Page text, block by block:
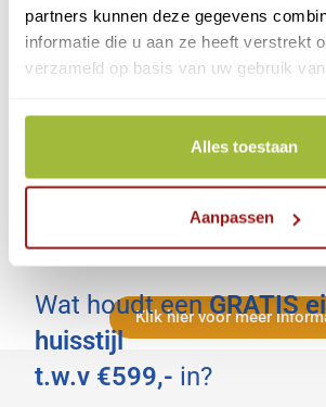
partners kunnen deze gegevens
informatie die u aan ze heeft verstrekt
verzameld op basis van uw gebruik
Alles toestaan
Aanpassen
Wat houdt eenGRATIS
huisstijl
t.w.v €599,- in?
Klik hier voor meer